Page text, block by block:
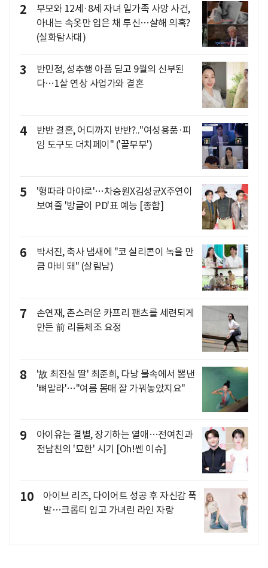
2
부모와 12세·8세 자녀 일가족 사망 사건,
아내는 속옷만 입은 채 투신…살해 의혹?
(실화탐사대)
3
반민정, 성추행 아픔 딛고 9월의 신부된
다…1살 연상 사업가와 결혼
4
반반 결혼, 어디까지 반반?.."여성용품·피
임 도구도 더치페이" ('끝부부')
5
'형따라 마야로'…차승원X김성균X주연이
보여줄 '방글이 PD'표 예능 [종합]
6
박서진, 축사 냄새에 "코 실리콘이 녹을 만
큼 마비 돼" (살림남)
7
손연재, 촌스러운 카프리 팬츠를 세련되게
만든 前 리듬체조 요정
8
'故 최진실 딸' 최준희, 다낭 물속에서 뽐낸
'뼈말라'…"여름 몸매 잘 가꿔놓았지요"
9
아이유는 결별, 장기하는 열애…전여친과
전남친의 '묘한' 시기 [Oh!쎈 이슈]
10
아이브 리즈, 다이어트 성공 후 자신감 폭
발…크롭티 입고 가녀린 라인 자랑